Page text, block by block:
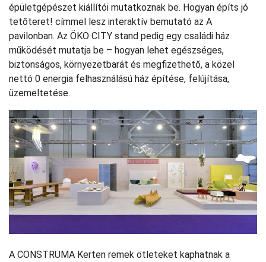
épületgépészet kiállítói mutatkoznak be. Hogyan építs jó
tetőteret! címmel lesz interaktív bemutató az A
pavilonban. Az ÖKO CITY stand pedig egy családi ház
működését mutatja be – hogyan lehet egészséges,
biztonságos, környezetbarát és megfizethető, a közel
nettó 0 energia felhasználású ház építése, felújítása,
üzemeltetése.
A CONSTRUMA Kerten remek ötleteket kaphatnak a